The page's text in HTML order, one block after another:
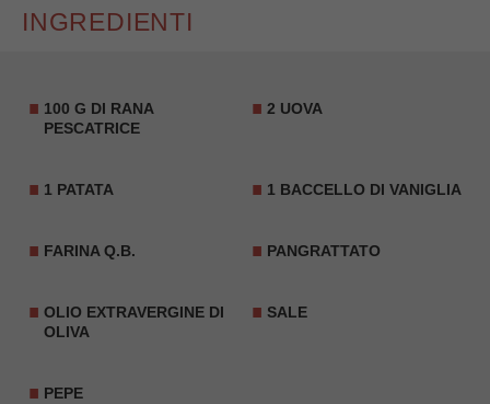
INGREDIENTI
100 G DI RANA
PESCATRICE
2 UOVA
1 PATATA 1 BACCELLO DI VANIGLIA
FARINA Q.B. PANGRATTATO
OLIO EXTRAVERGINE DI
OLIVA
SALE
PEPE